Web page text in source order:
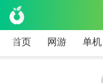
首页 网游 单机